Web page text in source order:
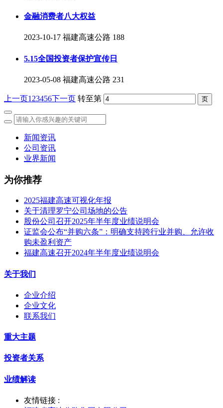
金融消费者八大权益
2023-10-17 福建高速公路 188
5.15全国投资者保护宣传日
2023-05-08 福建高速公路 231
上一页1 23456下一页 转至第
新闻资讯
公司资讯
业界新闻
为你推荐
2025福建高速可视化年报
关于清理罗宁公司场地的公告
股份公司召开2025年半年度业绩说明会
证监会公布“并购六条”：明确支持跨行业并购、允许收
购未盈利资产
福建高速召开2024年半年度业绩说明会
关于我们
企业介绍
企业文化
联系我们
重大主题
投资者关系
业绩解读
友情链接 :